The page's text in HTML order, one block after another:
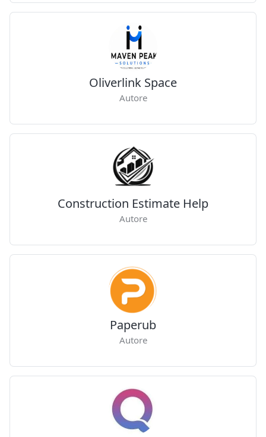
Oliverlink Space
Autore
Construction Estimate Help
Autore
Paperub
Autore